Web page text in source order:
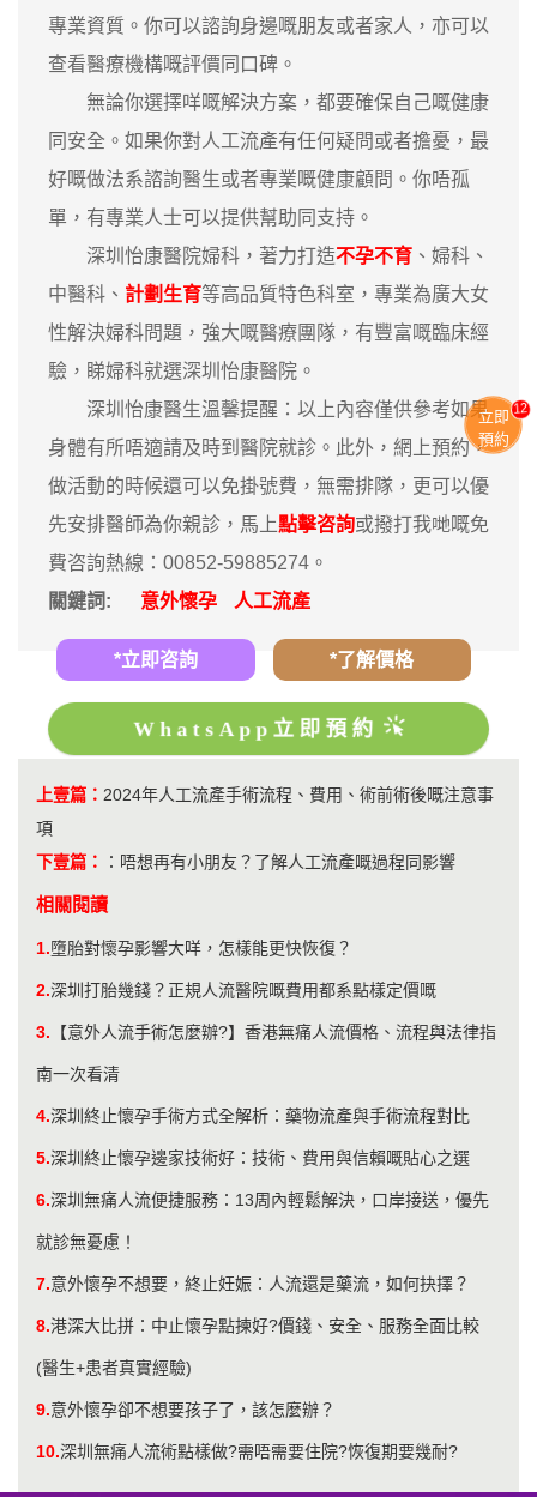
專業資質。你可以諮詢身邊嘅朋友或者家人，亦可以
查看醫療機構嘅評價同口碑。
無論你選擇咩嘅解決方案，都要確保自己嘅健康
同安全。如果你對人工流產有任何疑問或者擔憂，最
好嘅做法系諮詢醫生或者專業嘅健康顧問。你唔孤
單，有專業人士可以提供幫助同支持。
深圳怡康醫院婦科，著力打造不孕不育 、婦科、
中醫科、 計劃生育等高品質特色科室，專業為廣大女
性解決婦科問題，強大嘅醫療團隊，有豐富嘅臨床經
驗，睇婦科就選深圳怡康醫院。
深圳怡康醫生溫馨提醒：以上內容僅供參考如果
身體有所唔適請及時到醫院就診。此外，網上預約，
做活動的時候還可以免掛號費，無需排隊，更可以優
先安排醫師為你親診，馬上點擊咨詢或撥打我哋嘅免
費咨詢熱線：00852-59885274。
關鍵詞:
意外懷孕 人工流產
*立即咨詢 *了解價格
WhatsApp立即預約
上壹篇： 2024年人工流產手術流程、費用、術前術後嘅注意事
項
下壹篇：
： 唔想再有小朋友？了解人工流產嘅過程同影響
相關閱讀
1.墮胎對懷孕影響大咩，怎樣能更快恢復？
2.深圳打胎幾錢？正規人流醫院嘅費用都系點樣定價嘅
3. 【意外人流手術怎麼辦?】香港無痛人流價格、流程與法律指
南一次看清
4.深圳終止懷孕手術方式全解析：藥物流產與手術流程對比
5.深圳終止懷孕邊家技術好：技術、費用與信賴嘅貼心之選
6.深圳無痛人流便捷服務：13周內輕鬆解決，口岸接送，優先
就診無憂慮！
7.意外懷孕不想要，終止妊娠：人流還是藥流，如何抉擇？
8.港深大比拼：中止懷孕點揀好?價錢、安全、服務全面比較
(醫生+患者真實經驗)
9.意外懷孕卻不想要孩子了，該怎麼辦？
10.深圳無痛人流術點樣做?需唔需要住院?恢復期要幾耐?
立即
預約
12